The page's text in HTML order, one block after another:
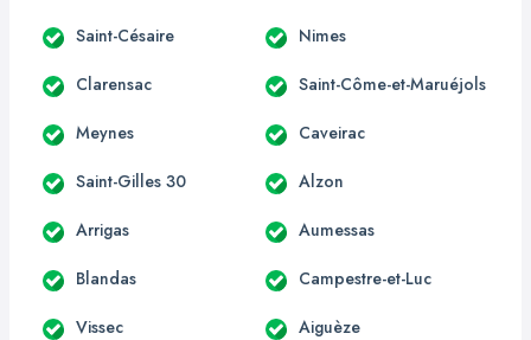
Saint-Césaire Nimes
Clarensac Saint-Côme-et-Maruéjols
Meynes Caveirac
Saint-Gilles 30 Alzon
Arrigas Aumessas
Blandas Campestre-et-Luc
Vissec Aiguèze